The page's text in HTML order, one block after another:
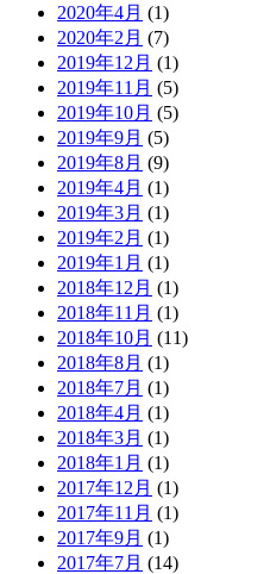
2020年4月 (1)
2020年2月 (7)
2019年12月 (1)
2019年11月 (5)
2019年10月 (5)
2019年9月 (5)
2019年8月 (9)
2019年4月 (1)
2019年3月 (1)
2019年2月 (1)
2019年1月 (1)
2018年12月 (1)
2018年11月 (1)
2018年10月 (11)
2018年8月 (1)
2018年7月 (1)
2018年4月 (1)
2018年3月 (1)
2018年1月 (1)
2017年12月 (1)
2017年11月 (1)
2017年9月 (1)
2017年7月 (14)